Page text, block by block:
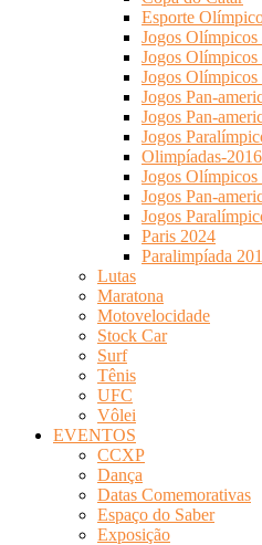
Esporte
Jogos
Jogos Olímpicos
Jogos
Jogos Pan-
Jogos Pan-
Jogos
Olimpíadas-2016
Jogos
Jogos Pan-
Jogos
Paris 2024
Paralimpíada
Lutas
Maratona
Motovelocidade
Stock Car
Surf
Tênis
UFC
Vôlei
EVENTOS
CCXP
Dança
Datas Comemorativas
Espaço do Saber
Exposição